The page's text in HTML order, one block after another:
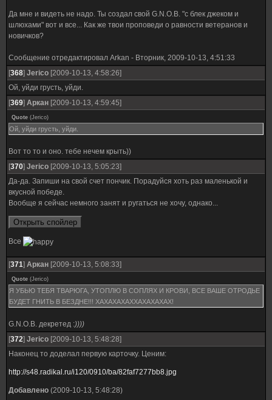
Да мне и видеть не надо. Ты создал свой G.N.O.B. "с блек джеком и
шлюхами" вот и все... Как же твои проповеди о равности ветеранов и
новичков?
Сообщение отредактировал Arkan - Вторник, 2009-10-13, 4:51:33
[368] Jerico [2009-10-13, 4:58:26]
Ой, уйди грусть, уйди.
[369] Аркан [2009-10-13, 4:59:45]
Quote (Jerico)
Ой, уйди грусть, уйди.
Вот то то и оно. тебе нечем крыть))
[370] Jerico [2009-10-13, 5:05:23]
Да-да. Запиши на свой счет пончик. Порадуйся хоть раз маленькой и
вкусной победе.
Вообще я сейчас немного занят и ругаться не хочу, однако...
Все
[371] Аркан [2009-10-13, 5:08:33]
Quote (Jerico)
Я УБЬЮ ТЕБЯ ТВАРЮГА, УТОПЛЮ В СОПЛЯХ И КРОВИ, ВСЕ ВАШЕ ОТРОДЬЕ
БУДЕТ ГНИТЬ В БЕЗДНЕ!!! ХАХАХАХАХХАХАХАХАХ!
G.N.O.B. декретед :))))
[372] Jerico [2009-10-13, 5:48:28]
Наконец то доделал первую карточку. Ценим:
http://s48.radikal.ru/i120/0910/ba/82faf7277bb8.jpg
Добавлено (2009-10-13, 5:48:28)